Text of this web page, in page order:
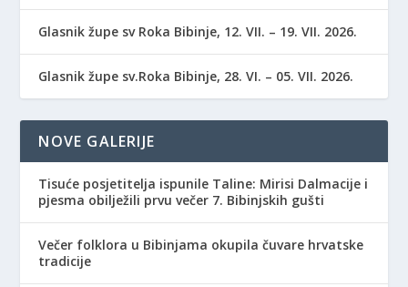
Glasnik župe sv Roka Bibinje, 12. VII. – 19. VII. 2026.
Glasnik župe sv.Roka Bibinje, 28. VI. – 05. VII. 2026.
NOVE GALERIJE
Tisuće posjetitelja ispunile Taline: Mirisi Dalmacije i
pjesma obilježili prvu večer 7. Bibinjskih gušti
Večer folklora u Bibinjama okupila čuvare hrvatske
tradicije